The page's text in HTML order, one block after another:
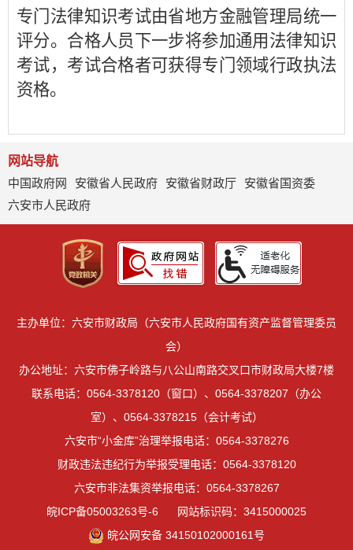
专门法律知识考试由省地方金融管理局统一
评分。合格人员下一步将参加通用法律知识
考试，考试合格者可获得专门领域行政执法
资格。
网站导航
中国政府网
安徽省人民政府 安徽省财政厅
安徽省国资委
六安市人民政府
主办单位：六安市财政局（六安市人民政府国有资产监督管理委员
会）
办公地址：六安市佛子岭路与八公山南路交叉口市财政局大楼7楼
联系电话：0564-3378120（窗口）、0564-3378207（办公
室）、0564-3378215（会计考试）
六安市“小金库”治理举报电话：0564-3378276
财政违法违纪行为举报受理电话：0564-3378120
六安市非法集资举报电话：0564-3378267
皖ICP备05003263号-6
网站标识码：3415000025
皖公网安备 34150102000161号